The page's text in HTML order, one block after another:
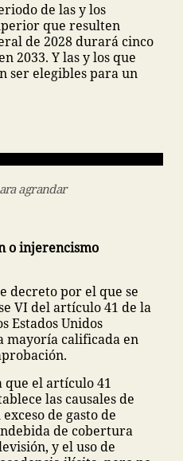
de las y los
que resulten
de 2028 durará cinco
2033. Y las y los que
ser elegibles para un
agrandar
o injerencismo
decreto por el que se
VI del artículo 41 de la
Estados Unidos
mayoría calificada en
que el artículo 41
las causales de
de gasto de
de cobertura
y el uso de